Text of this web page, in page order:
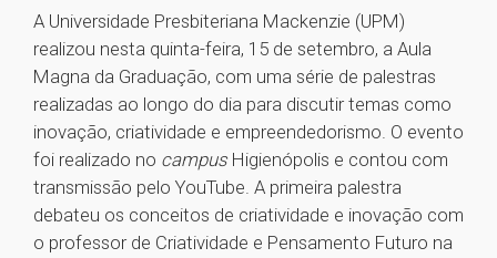
A Universidade Presbiteriana Mackenzie (UPM)
realizou nesta quinta-feira, 15 de setembro, a Aula
Magna da Graduação, com uma série de palestras
realizadas ao longo do dia para discutir temas como
inovação, criatividade e empreendedorismo. O evento
foi realizado no campus Higienópolis e contou com
transmissão pelo YouTube. A primeira palestra
debateu os conceitos de criatividade e inovação com
o professor de Criatividade e Pensamento Futuro na